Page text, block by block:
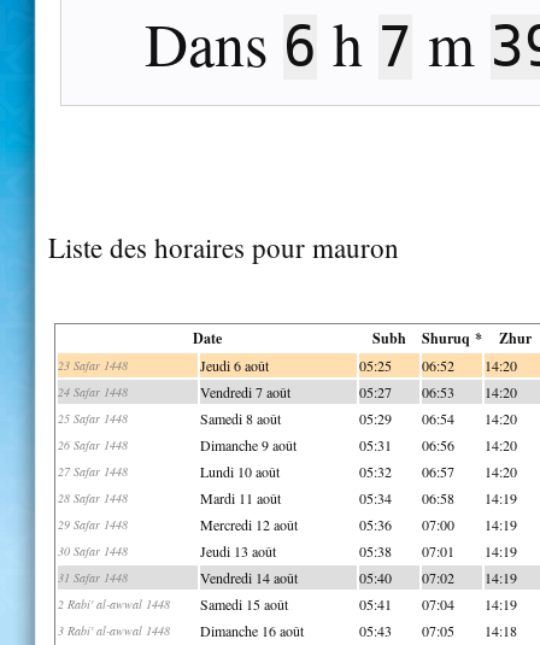
Dans 6 h 7 m
Liste des horaires pour mauron
Date Subh Shuruq * Zhur
23 Safar 1448 Jeudi 6 août 05:25 06:52 14:20
24 Safar 1448 Vendredi 7 août 05:27 06:53 14:20
25 Safar 1448 Samedi 8 août 05:29 06:54 14:20
26 Safar 1448 Dimanche 9 août 05:31 06:56 14:20
27 Safar 1448 Lundi 10 août 05:32 06:57 14:20
28 Safar 1448 Mardi 11 août 05:34 06:58 14:19
29 Safar 1448 Mercredi 12 août 05:36 07:00 14:19
30 Safar 1448 Jeudi 13 août 05:38 07:01 14:19
31 Safar 1448 Vendredi 14 août 05:40 07:02 14:19
2 Rabi' al-awwal 1448 Samedi 15 août 05:41 07:04 14:19
3 Rabi' al-awwal 1448 Dimanche 16 août 05:43 07:05 14:18